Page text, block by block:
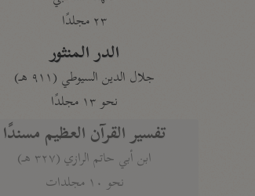
٢٣ مجلدًا
الدر المنثور
جلال الدين السيوطي (٩١١ هـ)
نحو ١٣ مجلدًا
تفسير القرآن العظيم مسندًا
ابن أبي حاتم الرازي (٣٢٧ هـ)
نحو ١٠ مجلدات